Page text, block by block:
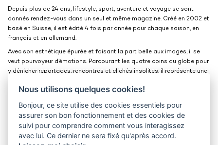
Depuis plus de 24 ans, lifestyle, sport, aventure et voyage se sont
donnés rendez-vous dans un seul et même magazine. Créé en 2002 et
basé en Suisse, il est édité 4 fois par année pour chaque saison, en
français et en allemand.
Avec son esthétique épurée et faisant la part belle aux images, il se
veut pourvoyeur d’émotions. Parcourant les quatre coins du globe pour
y dénicher reportages, rencontres et clichés insolites, il représente une
Contact
Jobs Confidentialité
Nous utilisons quelques cookies!
Bonjour, ce site utilise des cookies essentiels pour
assurer son bon fonctionnement et des cookies de
suivi pour comprendre comment vous interagissez
avec lui. Ce dernier ne sera fixé qu'après accord.